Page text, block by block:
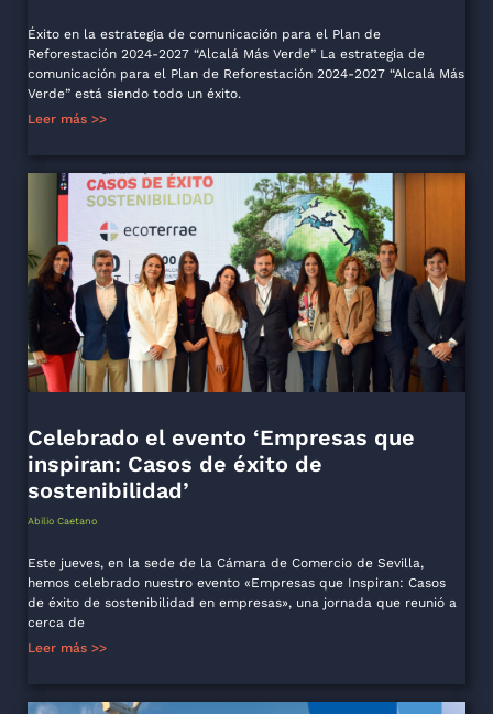
Éxito en la estrategia de comunicación para el Plan de
Reforestación 2024-2027 “Alcalá Más Verde” La estrategia de
comunicación para el Plan de Reforestación 2024-2027 “Alcalá Más
Verde” está siendo todo un éxito.
Leer más >>
Celebrado el evento ‘Empresas que
inspiran: Casos de éxito de
sostenibilidad’
Abilio Caetano
Este jueves, en la sede de la Cámara de Comercio de Sevilla,
hemos celebrado nuestro evento «Empresas que Inspiran: Casos
de éxito de sostenibilidad en empresas», una jornada que reunió a
cerca de
Leer más >>